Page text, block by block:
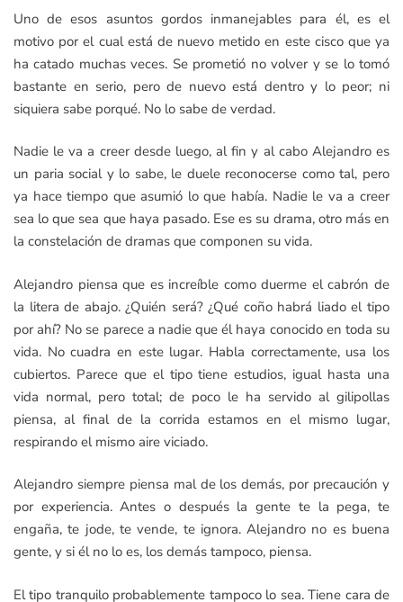
Uno de esos asuntos gordos inmanejables para él, es el
motivo por el cual está de nuevo metido en este cisco que ya
ha catado muchas veces. Se prometió no volver y se lo tomó
bastante en serio, pero de nuevo está dentro y lo peor; ni
siquiera sabe porqué. No lo sabe de verdad.
Nadie le va a creer desde luego, al fin y al cabo Alejandro es
un paria social y lo sabe, le duele reconocerse como tal, pero
ya hace tiempo que asumió lo que había. Nadie le va a creer
sea lo que sea que haya pasado. Ese es su drama, otro más en
la constelación de dramas que componen su vida.
Alejandro piensa que es increíble como duerme el cabrón de
la litera de abajo. ¿Quién será? ¿Qué coño habrá liado el tipo
por ahí? No se parece a nadie que él haya conocido en toda su
vida. No cuadra en este lugar. Habla correctamente, usa los
cubiertos. Parece que el tipo tiene estudios, igual hasta una
vida normal, pero total; de poco le ha servido al gilipollas
piensa, al final de la corrida estamos en el mismo lugar,
respirando el mismo aire viciado.
Alejandro siempre piensa mal de los demás, por precaución y
por experiencia. Antes o después la gente te la pega, te
engaña, te jode, te vende, te ignora. Alejandro no es buena
gente, y si él no lo es, los demás tampoco, piensa.
El tipo tranquilo probablemente tampoco lo sea. Tiene cara de